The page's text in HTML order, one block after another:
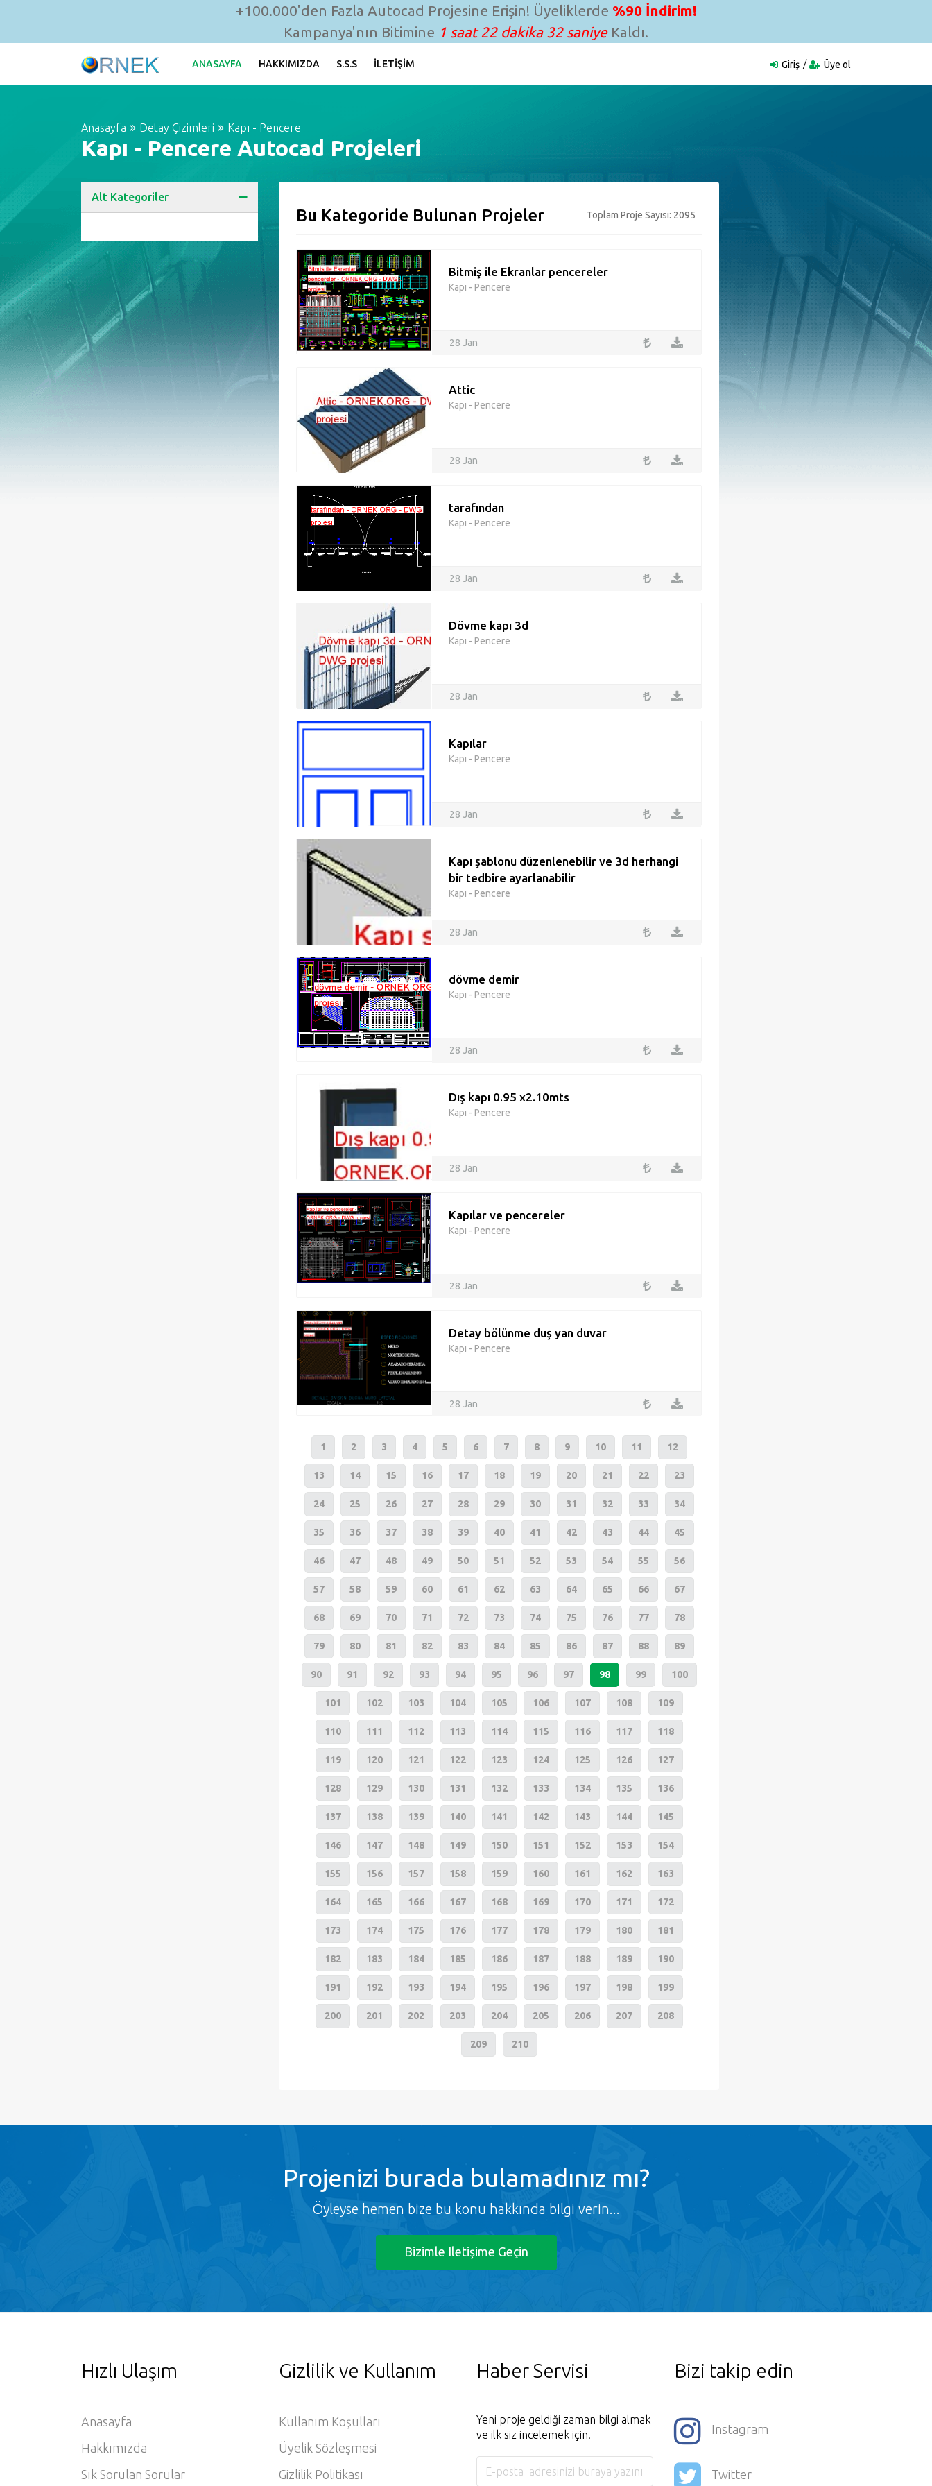
+100.000'den Fazla Autocad Projesine Erişin! Üyeliklerde %90 İndirim!
Kampanya'nın Bitimine 1 saat 22 dakika 31 saniyeKaldı.
ANASAYFA HAKKIMIZDA S.S.S İLETIŞIM Giriş Üye ol
Anasayfa Detay Çizimleri Kapı - Pencere
Kapı - Pencere Autocad Projeleri
Alt Kategoriler
Bu Kategoride Bulunan Projeler Toplam Proje Sayısı: 2095
Bitmiş ile Ekranlar pencereler
Kapı - Pencere
28 Jan
Attic
Kapı - Pencere
28 Jan
tarafından
Kapı - Pencere
28 Jan
Dövme kapı 3d
Kapı - Pencere
28 Jan
Kapılar
Kapı - Pencere
28 Jan
Kapı şablonu düzenlenebilir ve 3d herhangi
bir tedbire ayarlanabilir
Kapı - Pencere
28 Jan
dövme demir
Kapı - Pencere
28 Jan
Dış kapı 0.95 x2.10mts
Kapı - Pencere
28 Jan
Kapılar ve pencereler
Kapı - Pencere
28 Jan
Detay bölünme duş yan duvar
Kapı - Pencere
28 Jan
1 2 3 4 5 6 7 8 9 10 11 12
13 14 15 16 17 18 19 20 21 22 23
24 25 26 27 28 29 30 31 32 33 34
35 36 37 38 39 40 41 42 43 44 45
46 47 48 49 50 51 52 53 54 55 56
57 58 59 60 61 62 63 64 65 66 67
68 69 70 71 72 73 74 75 76 77 78
79 80 81 82 83 84 85 86 87 88 89
90 91 92 93 94 95 96 97 98 99 100
101 102 103 104 105 106 107 108 109
110 111 112 113 114 115 116 117 118
119 120 121 122 123 124 125 126 127
128 129 130 131 132 133 134 135 136
137 138 139 140 141 142 143 144 145
146 147 148 149 150 151 152 153 154
155 156 157 158 159 160 161 162 163
164 165 166 167 168 169 170 171 172
173 174 175 176 177 178 179 180 181
182 183 184 185 186 187 188 189 190
191 192 193 194 195 196 197 198 199
200 201 202 203 204 205 206 207 208
209 210
Projenizi burada bulamadınız mı?
Öyleyse hemen bize bu konu hakkında bilgi verin...
Bizimle Iletişime Geçin
Hızlı Ulaşım
Anasayfa
Hakkımızda
Sık Sorulan Sorular
Gizlilik ve Kullanım
Kullanım Koşulları
Üyelik Sözleşmesi
Gizlilik Politikası
Haber Servisi
Yeni proje geldiği zaman bilgi almak
ve ilk siz incelemek için!
Bizi takip edin
Instagram
Twitter